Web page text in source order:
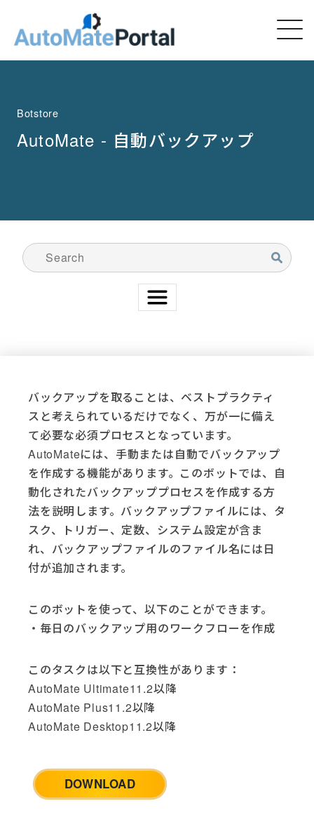
Botstore
AutoMate - 自動バックアップ
バックアップを取ることは、ベストプラクティ
スと考えられているだけでなく、万が一に備え
て必要な必須プロセスとなっています。
AutoMateには、手動または自動でバックアップ
を作成する機能があります。このボットでは、自
動化されたバックアッププロセスを作成する方
法を説明します。バックアップファイルには、タ
スク、トリガー、定数、システム設定が含ま
れ、バックアップファイルのファイル名には日
付が追加されます。
このボットを使って、以下のことができます。
・毎日のバックアップ用のワークフローを作成
このタスクは以下と互換性があります：
AutoMate Ultimate11.2以降
AutoMate Plus11.2以降
AutoMate Desktop11.2以降
DOWNLOAD
検索
Adobe (4)
Adobe Sign (2)
AutoMate (49)
Basic Scripting (2)
DocuSign (5)
Email (7)
Excel (10)
File System (15)
Freshdesk (3)
FTP (10)
Google (3)
Google Analytics (2)
Google Sheets (2)
HTTP (2)
HubSpot (4)
IBM i (4)
LinkedIn (2)
McAfee AntiVirus (1)